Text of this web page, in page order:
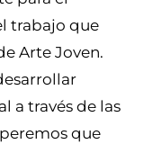
trabajo que
Arte Joven.
a través de las
que